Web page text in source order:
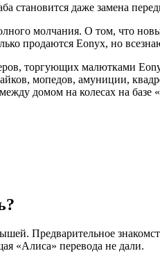
становится даже замена
молчания. О том, что
продаются Eonyx, но
торгующих малютками
мопедов, амуниции,
домом на колесах на
Предварительное
«Алиса» перевода не дали.